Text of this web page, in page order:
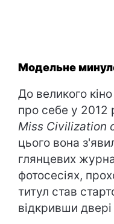
Модельне
До великого
про себе у 2012
Miss Civilization
цього вона
глянцевих
фотосесіях,
титул став
відкривши